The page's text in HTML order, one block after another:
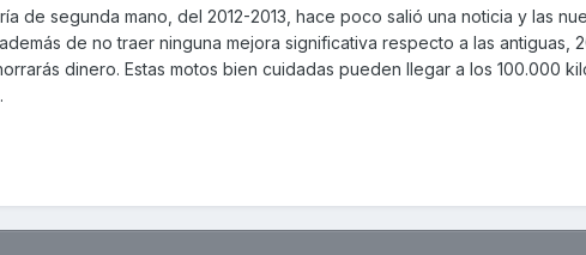
de segunda mano, del 2012-2013, hace poco salió una noticia y las
de no traer ninguna mejora significativa respecto a las antiguas,
dinero. Estas motos bien cuidadas pueden llegar a los 100.000